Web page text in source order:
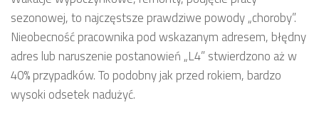
sezonowej, to najczęstsze prawdziwe powody „choroby”.
Nieobecność pracownika pod wskazanym adresem, błędny
adres lub naruszenie postanowień „L4” stwierdzono aż w
40% przypadków. To podobny jak przed rokiem, bardzo
wysoki odsetek nadużyć.